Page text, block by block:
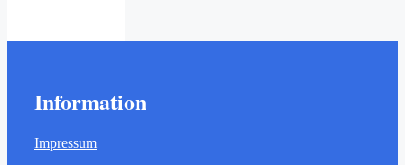
Information
Impressum